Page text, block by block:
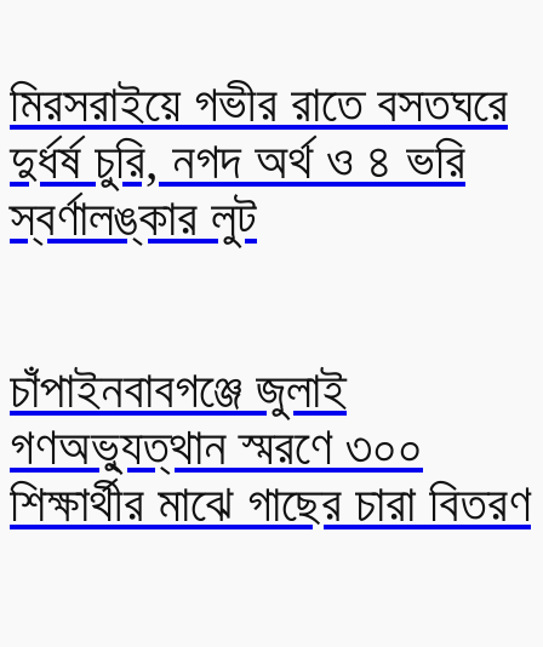
মিরসরাইয়ে গভীর রাতে বসতঘরে
দুর্ধর্ষ চুরি, নগদ অর্থ ও ৪ ভরি
স্বর্ণালঙ্কার লুট
চাঁপাইনবাবগঞ্জে জুলাই
গণঅভ্যুত্থান স্মরণে ৩০০
শিক্ষার্থীর মাঝে গাছের চারা বিতরণ